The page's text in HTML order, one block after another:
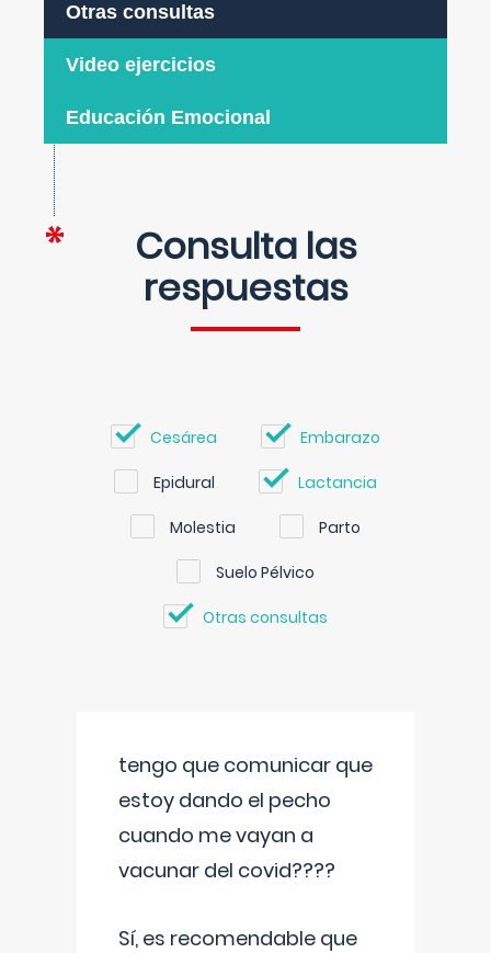
Otras consultas
Video ejercicios
Educación Emocional
Consulta las
respuestas
Cesárea Embarazo
Epidural Lactancia
Molestia Parto
Suelo Pélvico
Otras consultas
tengo que comunicar que
estoy dando el pecho
cuando me vayan a
vacunar del covid????
Sí, es recomendable que